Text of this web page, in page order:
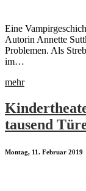
Eine
Autorin Annette
Problemen. Als
im…
mehr
tausend
Montag, 11. Februar 2019